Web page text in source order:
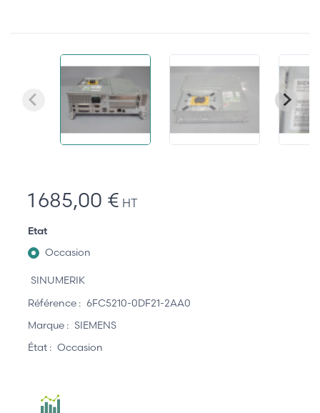
1 685,00 € HT
Etat
Occasion
SINUMERIK
Référence : 6FC5210-0DF21-2AA0
Marque : SIEMENS
État : Occasion